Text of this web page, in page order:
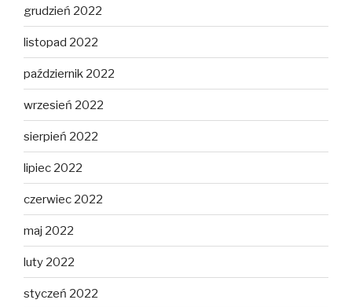
grudzień 2022
listopad 2022
październik 2022
wrzesień 2022
sierpień 2022
lipiec 2022
czerwiec 2022
maj 2022
luty 2022
styczeń 2022